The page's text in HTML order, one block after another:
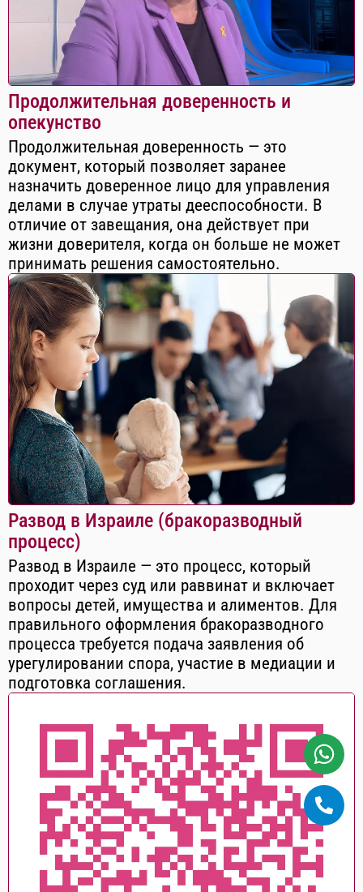
Продолжительная доверенность и
опекунство
Продолжительная доверенность — это
документ, который позволяет заранее
назначить доверенное лицо для управления
делами в случае утраты дееспособности. В
отличие от завещания, она действует при
жизни доверителя, когда он больше не может
принимать решения самостоятельно.
Развод в Израиле (бракоразводный
процесс)
Развод в Израиле — это процесс, который
проходит через суд или раввинат и включает
вопросы детей, имущества и алиментов. Для
правильного оформления бракоразводного
процесса требуется подача заявления об
урегулировании спора, участие в медиации и
подготовка соглашения.